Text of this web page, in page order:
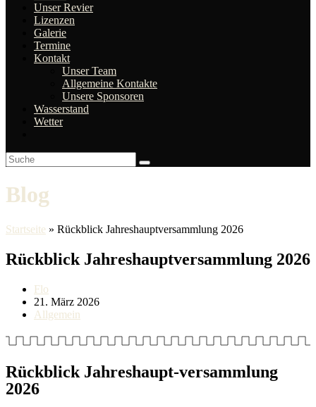
Unser Revier
Lizenzen
Galerie
Termine
Kontakt
Unser Team
Allgemeine Kontakte
Unsere Sponsoren
Wasserstand
Wetter
Blog
Startseite » Rückblick Jahreshauptversammlung 2026
Rückblick Jahreshauptversammlung 2026
Beitrags-
Autor:
Flo
Beitrag
veröffentlicht:
21. März 2026
Beitrags-
Allgemein
Rückblick Jahreshaupt-versammlung
2026